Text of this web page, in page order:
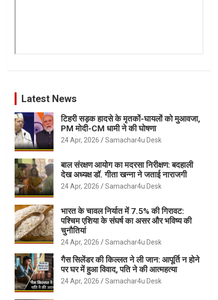
Latest News
टिहरी सड़क हादसे के मृतकों-घायलों को मुआवजा,
PM मोदी-CM धामी ने की घोषणा
24 Apr, 2026 Samachar4u Desk
बाल संरक्षण आयोग का मदरसा निरीक्षण: बदहाली
देख अध्यक्ष डॉ. गीता खन्ना ने जताई नाराजगी
24 Apr, 2026 Samachar4u Desk
भारत के चावल निर्यात में 7.5% की गिरावट:
पश्चिम एशिया के संघर्ष का असर और भविष्य की
चुनौतियां
24 Apr, 2026 Samachar4u Desk
गैस सिलेंडर की किल्लत ने ली जान: आपूर्ति न होने
पर घर में हुआ विवाद, पति ने की आत्महत्या
24 Apr, 2026 Samachar4u Desk